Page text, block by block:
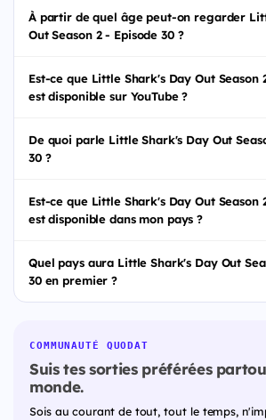
À partir de quel âge peut-on regarder
Out Season 2 - Episode 30 ?
Est-ce que Little Shark's Day Out Season
est disponible sur YouTube ?
De quoi parle Little Shark's Day Out
30 ?
Est-ce que Little Shark's Day Out Season
est disponible dans mon pays ?
Quel pays aura Little Shark's Day Out
30 en premier ?
COMMUNAUTÉ QUODAT
Suis tes sorties préférées
monde.
Sois au courant de tout, tout le temps,